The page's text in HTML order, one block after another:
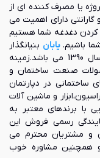
یا مصرف کننده ای از
گارانتی دارای اهمیت می
کردن دغدغه شما هستیم
باشیم.یابان بنیانگذار
بازار آنلاین محصولات صنعت ساختمان از سال 1390 می باشد.زمینه
صنعت ساختمان و
ساختمانی در دپارتمان
و ماشین آلات
با برندهای معتبر به
رسمی فروش این
و مشتریان محترم می
و همچنین مشاوره خوب